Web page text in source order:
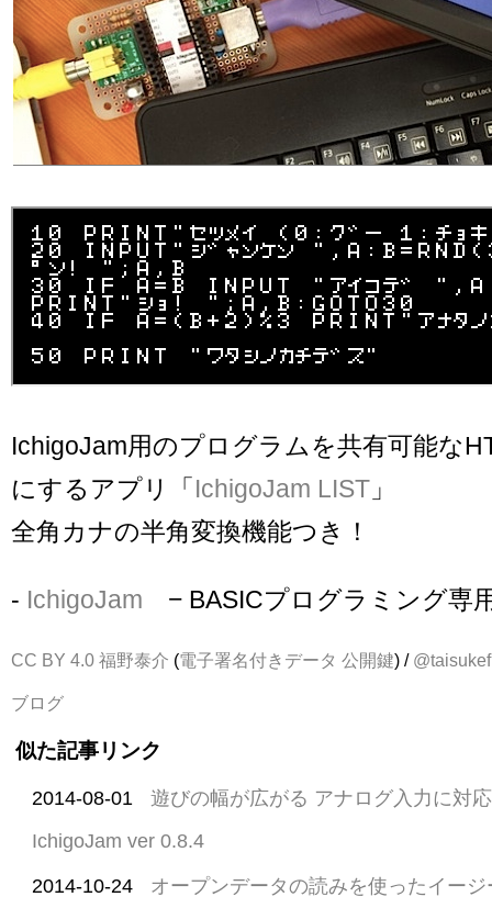
IchigoJam用のプログラムを共有可能な
にするアプリ「IchigoJam LIST 」
全角カナの半角変換機能つき！
- IchigoJam − BASICプログラミング専
CC BY 4.0 福野泰介 (電子署名付きデータ 公開鍵) / @taisukef
ブログ
似た記事リンク
2014-08-01
遊びの幅が広がる アナログ入力に対
IchigoJam ver 0.8.4
2014-10-24
オープンデータの読みを使ったイー